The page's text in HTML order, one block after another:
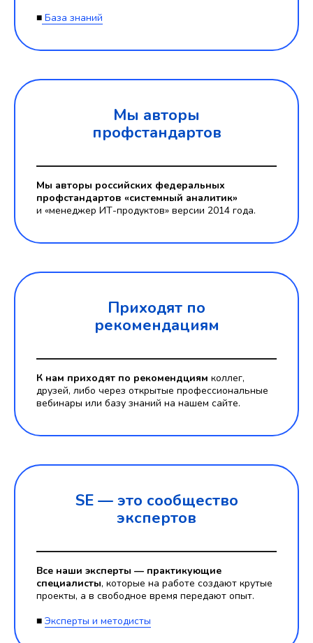
■ База знаний
Мы авторы
профстандартов
Мы авторы российских федеральных
профстандартов «системный аналитик»
и «менеджер ИТ-продуктов» версии 2014 года.
Приходят по
рекомендациям
К нам приходят по рекомендциям коллег,
друзей, либо через открытые профессиональные
вебинары или базу знаний на нашем сайте.
SE — это сообщество
экспертов
Все наши эксперты — практикующие
специалисты, которые на работе создают крутые
проекты, а в свободное время передают опыт.
■ Эксперты и методисты